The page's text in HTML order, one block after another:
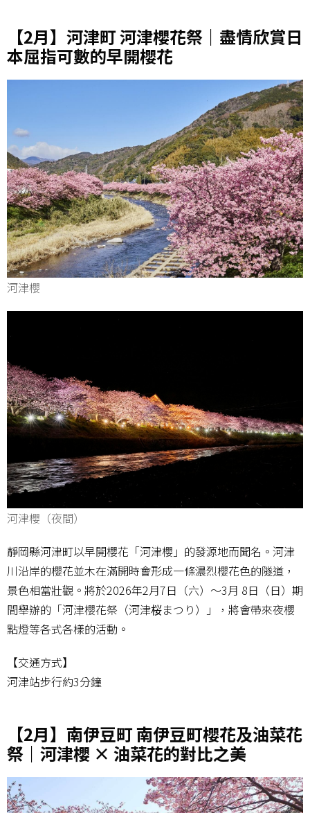
【2月】河津町 河津櫻花祭｜盡情欣賞日
本屈指可數的早開櫻花
河津櫻
河津櫻（夜間）
靜岡縣河津町以早開櫻花「河津櫻」的發源地而聞名。河津
川沿岸的櫻花並木在滿開時會形成一條濃烈櫻花色的隧道，
景色相當壯觀。將於2026年2月7日（六）～3月 8日（日）期
間舉辦的「河津櫻花祭（河津桜まつり）」，將會帶來夜櫻
點燈等各式各樣的活動。
【交通方式】
河津站步行約3分鐘
【2月】南伊豆町 南伊豆町櫻花及油菜花
祭｜河津櫻 × 油菜花的對比之美